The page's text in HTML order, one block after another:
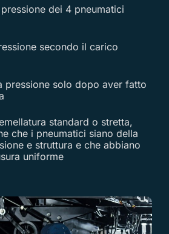
dei 4 pneumatici
secondo il carico
pressione solo dopo aver fatto
standard o stretta,
che i pneumatici siano della
e struttura e che abbiano
uniforme